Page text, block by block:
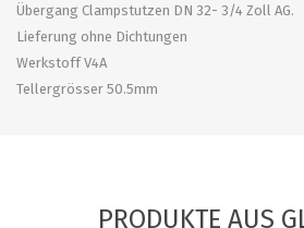
Übergang Clampstutzen DN 32- 3/4 Zoll AG.
Lieferung ohne Dichtungen
Werkstoff V4A
Tellergrösser 50.5mm
PRODUKTE AUS